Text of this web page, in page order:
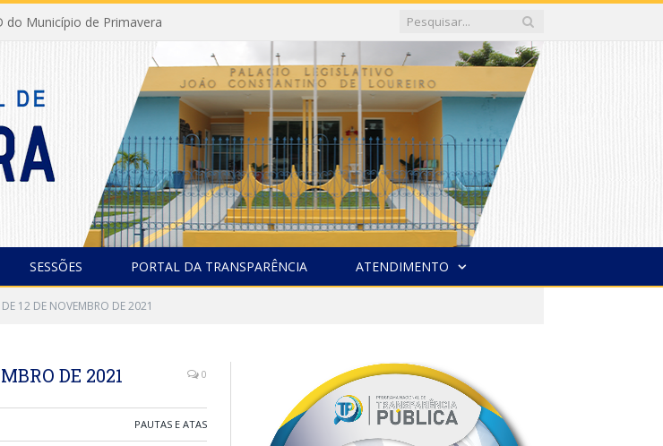
do Município de Primavera
SESSÕES PORTAL DA TRANSPARÊNCIA ATENDIMENTO
12 DE NOVEMBRO DE 2021
DE 2021 0
PAUTAS E ATAS